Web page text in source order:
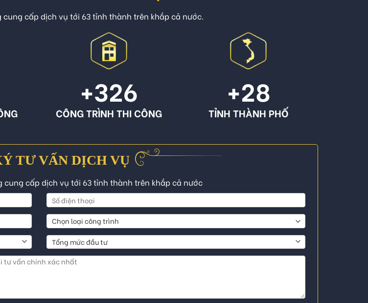
cung cấp dịch vụ tới 63 tỉnh thành trên khắp cả nước.
+326
CÔNG TRÌNH THI CÔNG
+28
TỈNH THÀNH PHỐ
TƯ VẤN DỊCH VỤ
cung cấp dịch vụ tới 63 tỉnh thành trên khắp cả nước